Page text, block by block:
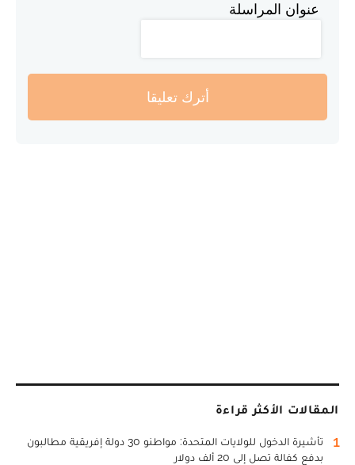
عنوان المراسلة
أترك تعليقا
المقالات الأكثر قراءة
1
تأشيرة الدخول للولايات المتحدة: مواطنو 30 دولة إفريقية مطالبون
بدفع كفالة تصل إلى 20 ألف دولار